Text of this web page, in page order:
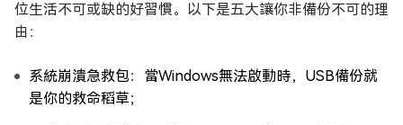
位生活不可或缺的好習慣。以下是五大讓你非備份不可的理
由：
系統崩潰急救包：當Windows無法啟動時，USB備份就
是你的救命稻草；